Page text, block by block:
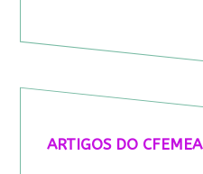
ARTIGOS DO CFEMEA